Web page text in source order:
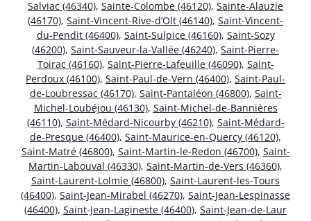
Salviac (46340), Sainte-Colombe (46120), Sainte-Alauzie
(46170), Saint-Vincent-Rive-d’Olt (46140), Saint-Vincent-
du-Pendit (46400), Saint-Sulpice (46160), Saint-Sozy
(46200), Saint-Sauveur-la-Vallée (46240), Saint-Pierre-
Toirac (46160), Saint-Pierre-Lafeuille (46090), Saint-
Perdoux (46100), Saint-Paul-de-Vern (46400), Saint-Paul-
de-Loubressac (46170), Saint-Pantaléon (46800), Saint-
Michel-Loubéjou (46130), Saint-Michel-de-Bannières
(46110), Saint-Médard-Nicourby (46210), Saint-Médard-
de-Presque (46400), Saint-Maurice-en-Quercy (46120),
Saint-Matré (46800), Saint-Martin-le-Redon (46700), Saint-
Martin-Labouval (46330), Saint-Martin-de-Vers (46360),
Saint-Laurent-Lolmie (46800), Saint-Laurent-les-Tours
(46400), Saint-Jean-Mirabel (46270), Saint-Jean-Lespinasse
(46400), Saint-Jean-Lagineste (46400), Saint-Jean-de-Laur